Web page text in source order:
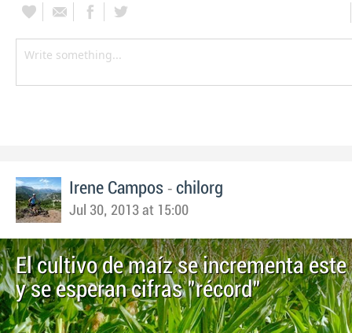
Irene Campos - chilorg
Jul 30, 2013 at 15:00
El cultivo de maíz se incrementa este
y se esperan cifras "récord"